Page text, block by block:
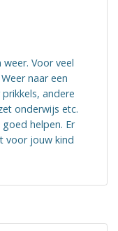
Voor veel
naar een
andere
onderwijs etc.
helpen. Er
voor jouw kind